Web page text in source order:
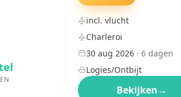
incl. vlucht
Charleroi
30 aug 2026· 6dagen
Logies/Ontbijt
Bekijken→